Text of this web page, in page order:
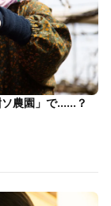
ソ農園」で……？